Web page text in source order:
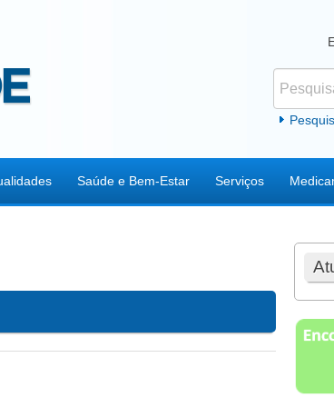
Saúde e Bem-Estar Serviços